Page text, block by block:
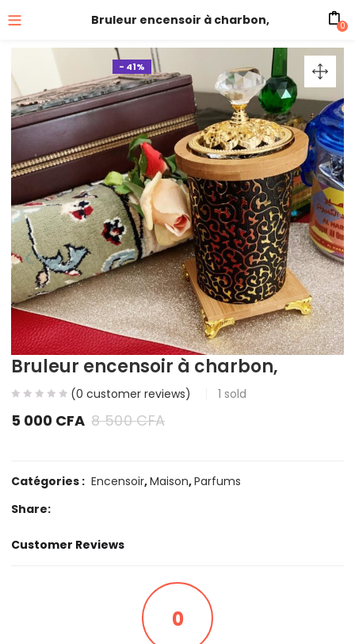
Bruleur encensoir à charbon, 0
- 41%
Bruleur encensoir à charbon,
(0 customer reviews) 1 sold
5 000 CFA 8 500CFA
Catégories : Encensoir,Maison,Parfums
Share:
Customer Reviews
0